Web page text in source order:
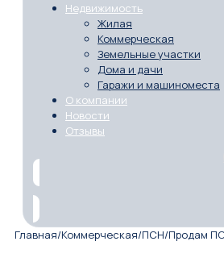
Недвижимость
Жилая
Коммерческая
Земельные участки
Дома и дачи
Гаражи и машиноместа
О компании
Новости
Отзывы
Главная/Коммерческая/ПСН/Продам